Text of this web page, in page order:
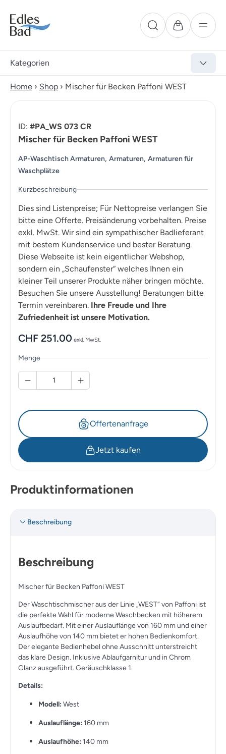
Kategorien
Home › Shop › Mischer für Becken Paffoni WEST
ID: #PA_WS 073 CR
Mischer für Becken Paffoni WEST
AP-Waschtisch Armaturen, Armaturen, Armaturen für
Waschplätze
Kurzbeschreibung
Dies sind Listenpreise; Für Nettopreise verlangen Sie
bitte eine Offerte. Preisänderung vorbehalten. Preise
exkl. MwSt. Wir sind ein sympathischer Badlieferant
mit bestem Kundenservice und bester Beratung.
Diese Webseite ist kein eigentlicher Webshop,
sondern ein „Schaufenster“ welches Ihnen ein
kleiner Teil unserer Produkte näher bringen möchte.
Besuchen Sie unsere Ausstellung! Beratungen bitte
Termin vereinbaren. Ihre Freude und Ihre
Zufriedenheit ist unsere Motivation.
CHF 251.00 exkl. MwSt.
Menge
Offertenanfrage
Jetzt kaufen
Produktinformationen
Beschreibung
Beschreibung
Mischer für Becken Paffoni WEST
Der Waschtischmischer aus der Linie „WEST“ von Paffoni ist
die perfekte Wahl für moderne Waschbecken mit höherem
Auslaufbedarf. Mit einer Auslauflänge von 160 mm und einer
Auslaufhöhe von 140 mm bietet er hohen Bedienkomfort.
Der elegante Bedienhebel ohne Ausschnitt unterstreicht
das klare Design. Inklusive Ablaufgarnitur und in Chrom
Glanz ausgeführt. Geräuschklasse 1.
Details:
Modell: West
Auslauflänge: 160 mm
Auslaufhöhe: 140 mm